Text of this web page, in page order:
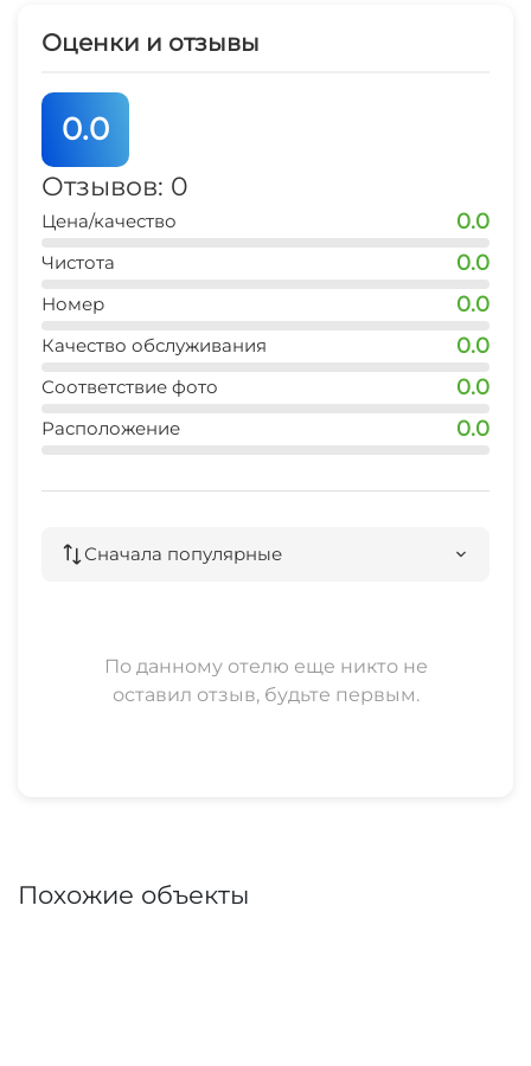
Оценки и отзывы
0.0
Отзывов: 0
Цена/качество 0.0
Чистота 0.0
Номер 0.0
Качество обслуживания 0.0
Соответствие фото 0.0
Расположение 0.0
Сначала популярные
По данному отелю еще никто не
оставил отзыв, будьте первым.
Похожие объекты